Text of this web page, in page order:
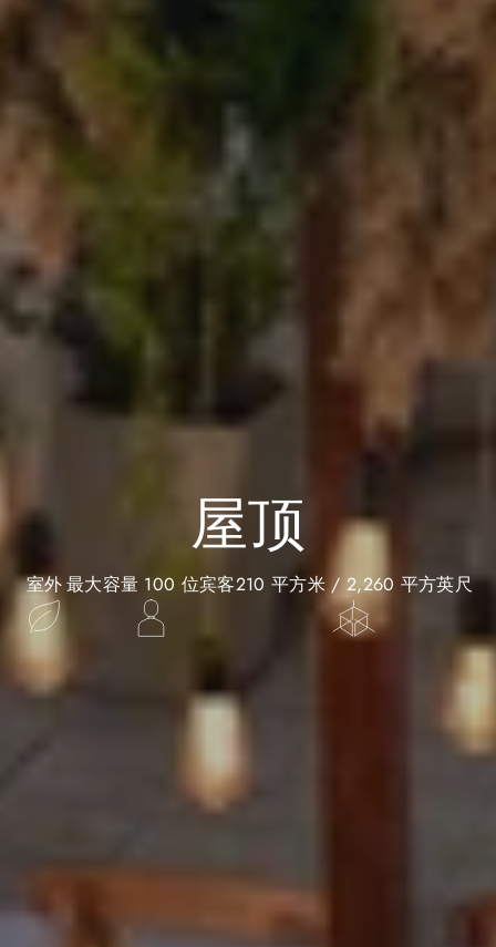
屋顶
室外最大容量 100 位宾客210 平方米 / 2,260 平方英尺